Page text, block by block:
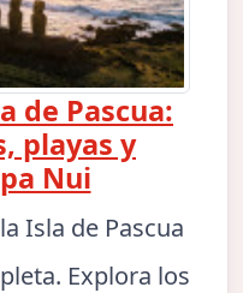
de Pascua:
playas y
Nui
Isla de Pascua
Explora los